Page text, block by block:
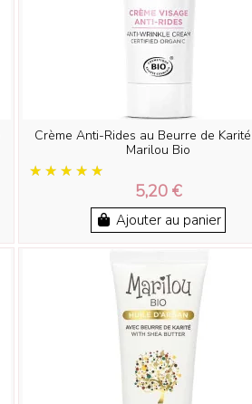
Crème Anti-Rides au Beurre de
Marilou Bio
5,20 €
Ajouter au panier